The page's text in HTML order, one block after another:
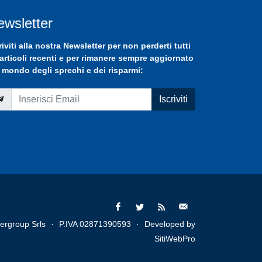
alla nostra Newsletterper non perderti tutti
recenti e per rimanere sempre aggiornato
degli sprechi e dei risparmi:
Iscriviti
Srls · P.IVA 02871390593 ·
Developed by
SitiWebPro